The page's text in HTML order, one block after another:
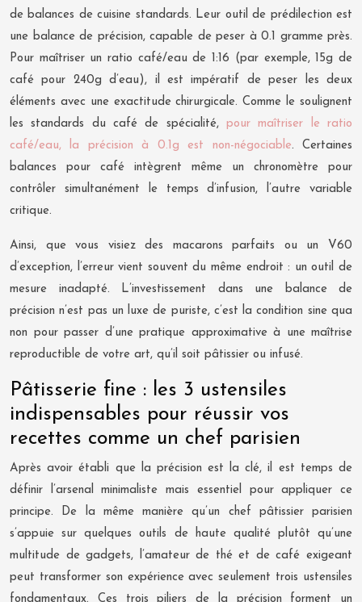
de balances de cuisine standards. Leur outil de prédilection est
une balance de précision, capable de peser à 0.1 gramme près.
Pour maîtriser un ratio café/eau de 1:16 (par exemple, 15g de
café pour 240g d’eau), il est impératif de peser les deux
éléments avec une exactitude chirurgicale. Comme le soulignent
les standards du café de spécialité, pour maîtriser le ratio
café/eau, la précision à 0.1g est non-négociable. Certaines
balances pour café intègrent même un chronomètre pour
contrôler simultanément le temps d’infusion, l’autre variable
critique.
Ainsi, que vous visiez des macarons parfaits ou un V60
d’exception, l’erreur vient souvent du même endroit : un outil de
mesure inadapté. L’investissement dans une balance de
précision n’est pas un luxe de puriste, c’est la condition sine qua
non pour passer d’une pratique approximative à une maîtrise
reproductible de votre art, qu’il soit pâtissier ou infusé.
Pâtisserie fine : les 3 ustensiles
indispensables pour réussir vos
recettes comme un chef parisien
Après avoir établi que la précision est la clé, il est temps de
définir l’arsenal minimaliste mais essentiel pour appliquer ce
principe. De la même manière qu’un chef pâtissier parisien
s’appuie sur quelques outils de haute qualité plutôt qu’une
multitude de gadgets, l’amateur de thé et de café exigeant
peut transformer son expérience avec seulement trois ustensiles
fondamentaux. Ces trois piliers de la précision forment un